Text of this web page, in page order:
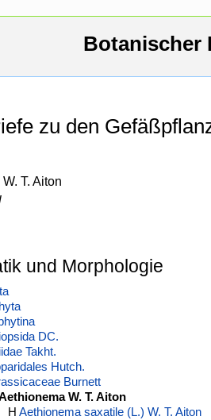
Botanischer
zu den
T. Aiton
und Morphologie
DC.
Takht.
Hutch.
Burnett
W. T. Aiton
Aethionema saxatile (L.) W. T. Aiton